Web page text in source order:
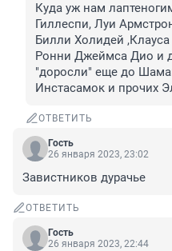
Куда уж нам
Гиллеспи, Луи
Билли Холидей
Ронни Джеймса Дио и
"доросли" еще до
Инстасамок и прочих
ОТВЕТИТЬ
Гость
26 января 2023, 23:02
Завистников дурачье
ОТВЕТИТЬ
Гость
26 января 2023, 22:44